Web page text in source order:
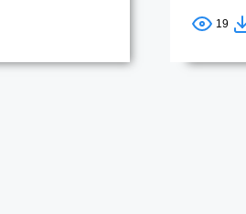
19